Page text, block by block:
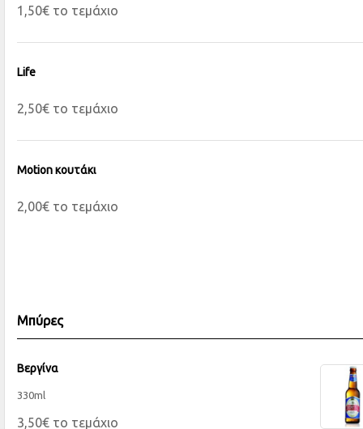
1,50€ το τεμάχιο
Life
2,50€ το τεμάχιο
Motion κουτάκι
2,00€ το τεμάχιο
Μπύρες
Βεργίνα
330ml
3,50€ το τεμάχιο